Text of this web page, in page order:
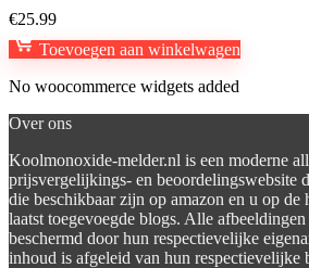
€25.99
Toevoegen aan winkelwagen
No woocommerce widgets added
Over ons
Koolmonoxide-melder.nl is een moderne
prijsvergelijkings- en beoordelingswebsite
die beschikbaar zijn op amazon en u op de
laatst toegevoegde blogs. Alle
beschermd door hun respectievelijke
inhoud is afgeleid van hun respectievelijke